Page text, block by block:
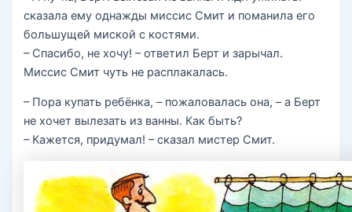
сказала ему однажды миссис Смит и поманила его
большущей миской с костями.
– Спасибо, не хочу! – ответил Берт и зарычал.
Миссис Смит чуть не расплакалась.
– Пора купать ребёнка, – пожаловалась она, – а Берт
не хочет вылезать из ванны. Как быть?
– Кажется, придумал! – сказал мистер Смит.